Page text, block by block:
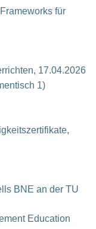
für
17.04.2026
1)
BNE an der TU
Education